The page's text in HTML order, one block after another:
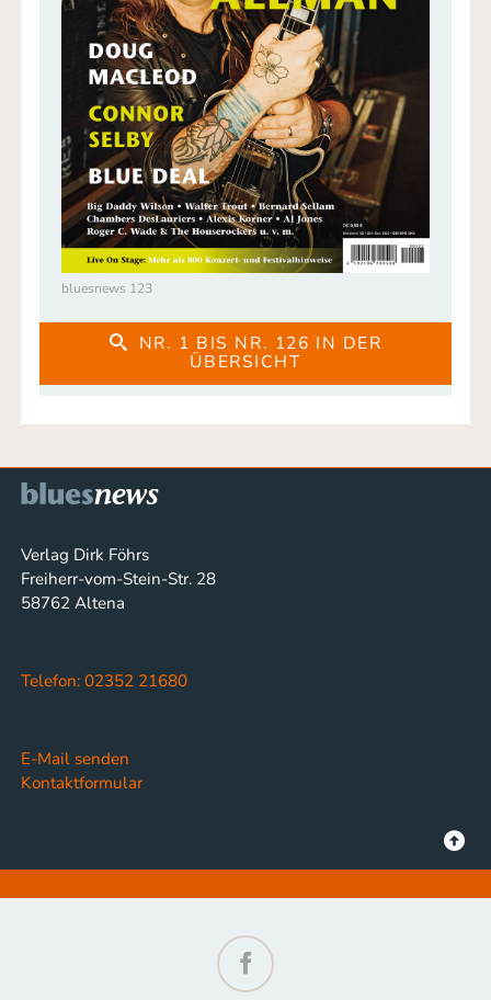
bluesnews 123
NR. 1 BIS NR. 126 IN DER
ÜBERSICHT
Verlag Dirk Föhrs
Freiherr-vom-Stein-Str. 28
58762 Altena
Telefon: 02352 21680
E-Mail senden
Kontaktformular